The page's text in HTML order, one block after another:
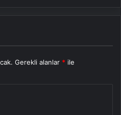
Gerekli alanlar * ile